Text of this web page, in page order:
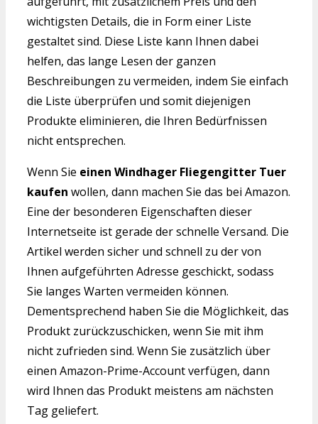
wichtigsten Details, die in Form einer Liste
gestaltet sind. Diese Liste kann Ihnen dabei
helfen, das lange Lesen der ganzen
Beschreibungen zu vermeiden, indem Sie einfach
die Liste überprüfen und somit diejenigen
Produkte eliminieren, die Ihren Bedürfnissen
nicht entsprechen.
Wenn Sie einen Windhager Fliegengitter Tuer
kaufen wollen, dann machen Sie das bei Amazon.
Eine der besonderen Eigenschaften dieser
Internetseite ist gerade der schnelle Versand. Die
Artikel werden sicher und schnell zu der von
Ihnen aufgeführten Adresse geschickt, sodass
Sie langes Warten vermeiden können.
Dementsprechend haben Sie die Möglichkeit, das
Produkt zurückzuschicken, wenn Sie mit ihm
nicht zufrieden sind. Wenn Sie zusätzlich über
einen Amazon-Prime-Account verfügen, dann
wird Ihnen das Produkt meistens am nächsten
Tag geliefert.